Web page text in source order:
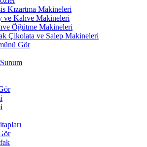
Kızartma Makineleri
ve Kahve Makineleri
Öğütme Makineleri
Çikolata ve Salep Makineleri
Gör